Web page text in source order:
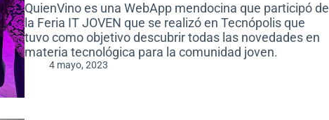
QuienVino es una WebApp mendocina que participó de
la Feria IT JOVEN que se realizó en Tecnópolis que
tuvo como objetivo descubrir todas las novedades en
materia tecnológica para la comunidad joven.
4 mayo, 2023